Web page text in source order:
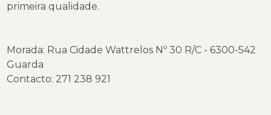
primeira qualidade.
Morada: Rua Cidade Wattrelos Nº 30 R/C - 6300-542
Guarda
Contacto: 271 238 921